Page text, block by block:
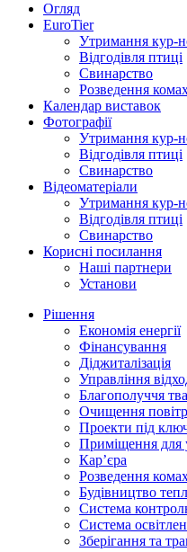
Огляд
EuroTier
Утримання кур-
Відгодівля птиці
Свинарство
Розведення
Календар виставок
Фотографії
Утримання кур-
Відгодівля птиці
Свинарство
Відеоматеріали
Утримання кур-
Відгодівля птиці
Свинарство
Корисні посилання
Наші партнери
Установи
Рішення
Економія енергії
Фінансування
Діджиталізація
Управління
Благополуччя
Очищення
Проекти під
Приміщення для
Кар’єра
Розведення
Будівництво
Система
Система
Зберігання та